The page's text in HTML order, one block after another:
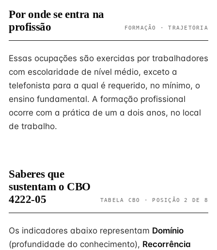
Por onde se entra na
profissão
FORMAÇÃO · TRAJETÓRIA
Essas ocupações são exercidas por trabalhadores
com escolaridade de nível médio, exceto a
telefonista para a qual é requerido, no mínimo, o
ensino fundamental. A formação profissional
ocorre com a prática de um a dois anos, no local
de trabalho.
Saberes que
sustentam o CBO
4222-05
TABELA CBO · POSIÇÃO 2 DE 8
Os indicadores abaixo representam Domínio
(profundidade do conhecimento), Recorrência